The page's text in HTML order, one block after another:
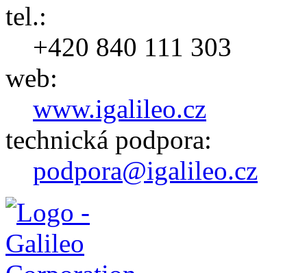
tel.:
+420 840 111 303
web:
www.igalileo.cz
technická podpora:
podpora@igalileo.cz